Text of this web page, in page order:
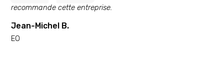
recommande cette entreprise.
Jean-Michel B.
EO